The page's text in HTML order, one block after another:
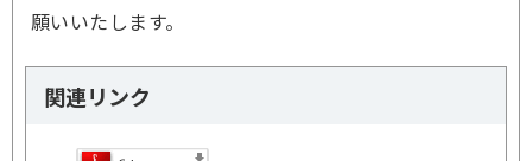
願いいたします。
関連リンク